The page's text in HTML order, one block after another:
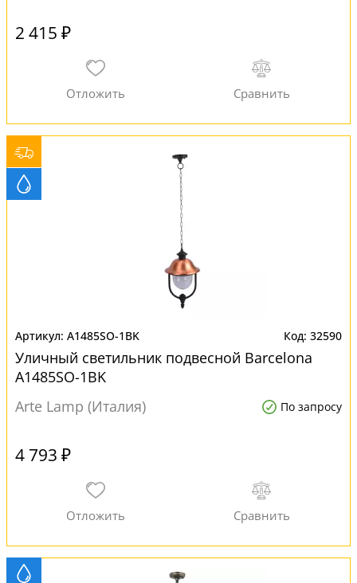
2 415 ₽
A1485SO-1BK 32590
Уличный светильник подвесной Barcelona
A1485SO-1BK
Arte Lamp (Италия)
По запросу
4 793 ₽